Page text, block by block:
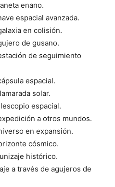
enano.
espacial avanzada.
en colisión.
de gusano.
de seguimiento
espacial.
solar.
espacial.
a otros mundos.
en expansión.
cósmico.
histórico.
a través de agujeros de